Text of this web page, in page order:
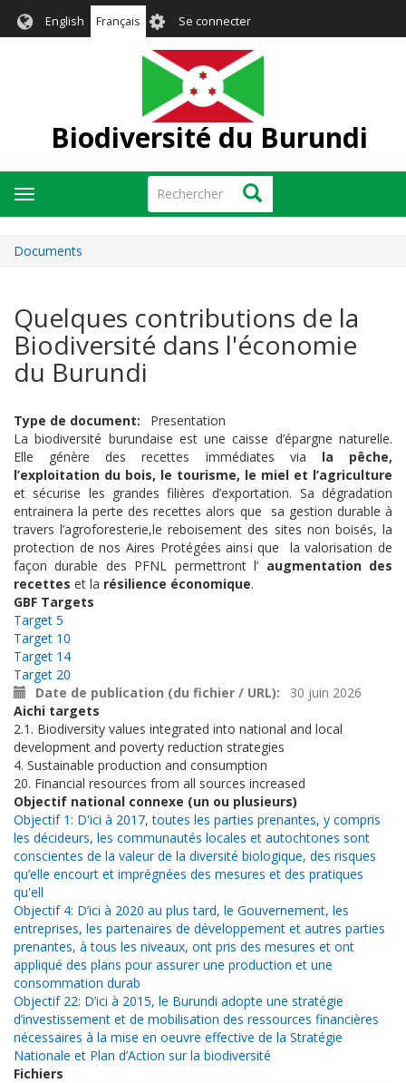
English Français User
account
menu
Se connecter
Biodiversité du Burundi
Rechercher Rechercher
Toggle
navigation
Documents
Quelques contributions de la
Biodiversité dans l'économie
du Burundi
Type de document
Presentation
La biodiversité burundaise est une caisse d’épargne naturelle.
Elle génère des recettes immédiates via la pêche,
l’exploitation du bois, le tourisme, le miel et l’agriculture
et sécurise les grandes filières d’exportation. Sa dégradation
entrainera la perte des recettes alors que sa gestion durable à
travers l’agroforesterie,le reboisement des sites non boisés, la
protection de nos Aires Protégées ainsi que la valorisation de
façon durable des PFNL permettront l’ augmentation des
recettes et la résilience économique.
GBF Targets
Target 5
Target 10
Target 14
Target 20
Date de publication (du fichier / URL)
30 juin 2026
Aichi targets
2.1. Biodiversity values integrated into national and local
development and poverty reduction strategies
4. Sustainable production and consumption
20. Financial resources from all sources increased
Objectif national connexe (un ou plusieurs)
Objectif 1: D'ici à 2017, toutes les parties prenantes, y compris
les décideurs, les communautés locales et autochtones sont
conscientes de la valeur de la diversité biologique, des risques
qu’elle encourt et imprégnées des mesures et des pratiques
qu'ell
Objectif 4: D’ici à 2020 au plus tard, le Gouvernement, les
entreprises, les partenaires de développement et autres parties
prenantes, à tous les niveaux, ont pris des mesures et ont
appliqué des plans pour assurer une production et une
consommation durab
Objectif 22: D’ici à 2015, le Burundi adopte une stratégie
d’investissement et de mobilisation des ressources financières
nécessaires à la mise en oeuvre effective de la Stratégie
Nationale et Plan d’Action sur la biodiversité
Fichiers